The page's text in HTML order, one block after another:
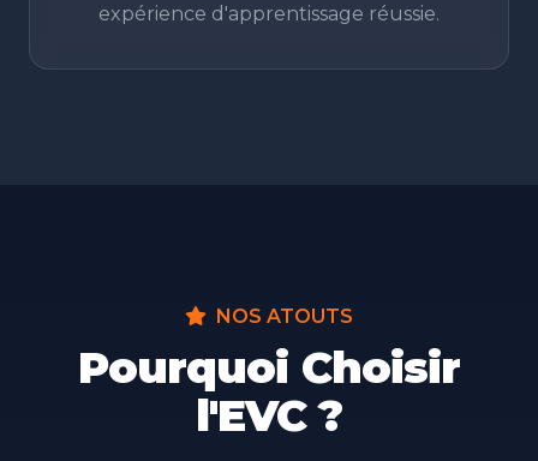
expérience d'apprentissage réussie.
NOS ATOUTS
Pourquoi Choisir
l'EVC ?